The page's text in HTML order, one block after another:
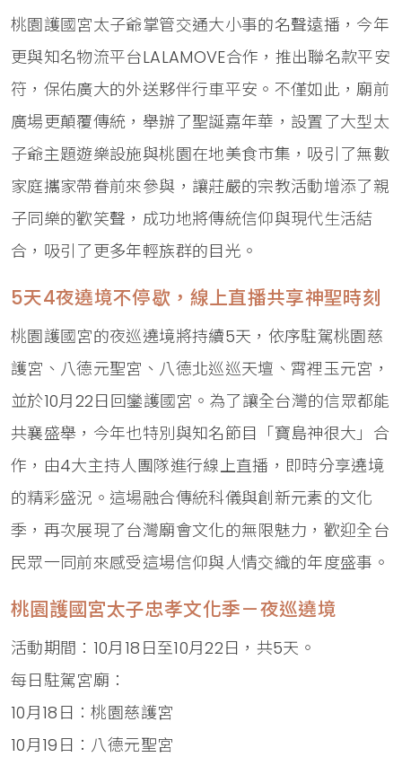
桃園護國宮太子爺掌管交通大小事的名聲遠播，今年
更與知名物流平台LALAMOVE合作，推出聯名款平安
符，保佑廣大的外送夥伴行車平安。不僅如此，廟前
廣場更顛覆傳統，舉辦了聖誕嘉年華，設置了大型太
子爺主題遊樂設施與桃園在地美食市集，吸引了無數
家庭攜家帶眷前來參與，讓莊嚴的宗教活動增添了親
子同樂的歡笑聲，成功地將傳統信仰與現代生活結
合，吸引了更多年輕族群的目光。
5天4夜遶境不停歇，線上直播共享神聖時刻
桃園護國宮的夜巡遶境將持續5天，依序駐駕桃園慈
護宮、八德元聖宮、八德北巡巡天壇、霄裡玉元宮，
並於10月22日回鑾護國宮。為了讓全台灣的信眾都能
共襄盛舉，今年也特別與知名節目「寶島神很大」合
作，由4大主持人團隊進行線上直播，即時分享遶境
的精彩盛況。這場融合傳統科儀與創新元素的文化
季，再次展現了台灣廟會文化的無限魅力，歡迎全台
民眾一同前來感受這場信仰與人情交織的年度盛事。
桃園護國宮太子忠孝文化季－夜巡遶境
活動期間：10月18日至10月22日，共5天。
每日駐駕宮廟：
10月18日：桃園慈護宮
10月19日：八德元聖宮